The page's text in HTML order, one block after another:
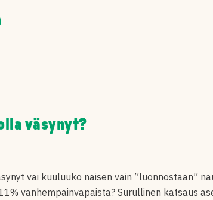
väsynyt?
vai kuuluuko naisen vain ”luonnostaan”
vanhempainvapaista? Surullinen katsaus